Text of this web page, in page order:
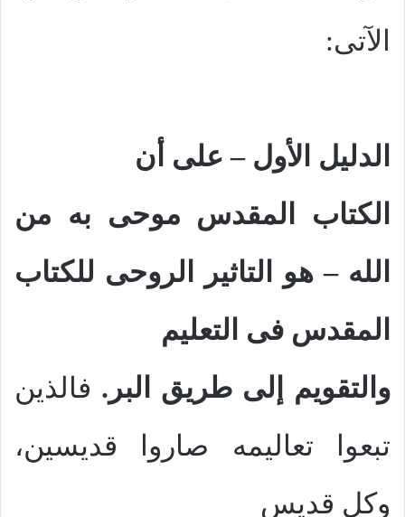
الآتى:
الدليل الأول – على أن
الكتاب المقدس موحى به من
الله – هو التاثير الروحى للكتاب
المقدس فى التعليم
والتقويم إلى طريق البر. فالذين
تبعوا تعاليمه صاروا قديسين،
وكل قديس